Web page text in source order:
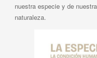
nuestra especie y de
naturaleza.